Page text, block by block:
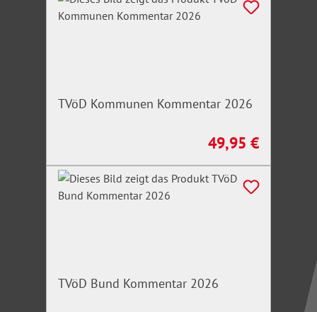
TVöD Kommunen Kommentar 2026
Regulärer Preis:
49,95 €
TVöD Bund Kommentar 2026